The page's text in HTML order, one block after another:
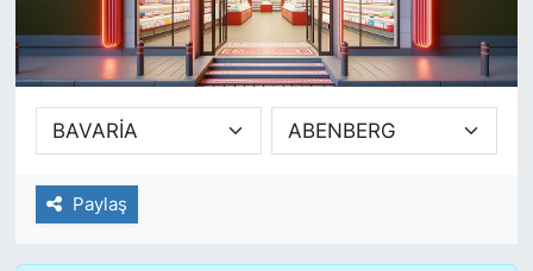
Paylaş
SİYASET
SAĞLIK